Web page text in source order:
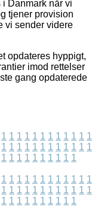
Danmark når vi
tjener provision
vi sender videre
opdateres hyppigt,
imod rettelser
gang opdaterede
1 1 1 1 1 1 1 1 1 1 1 1
1 1 1 1 1 1 1 1 1 1 1 1
1 1 1 1 1 1 1 1 1 1
1 1 1 1 1 1 1 1 1 1 1 1
1 1 1 1 1 1 1 1 1 1 1 1
1 1 1 1 1 1 1 1 1 1